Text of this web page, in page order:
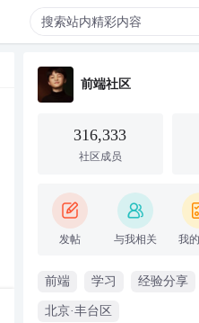
前端社区
316,333
社区成员
发帖 与我相关 我
前端 学习 经验分享
北京·丰台区